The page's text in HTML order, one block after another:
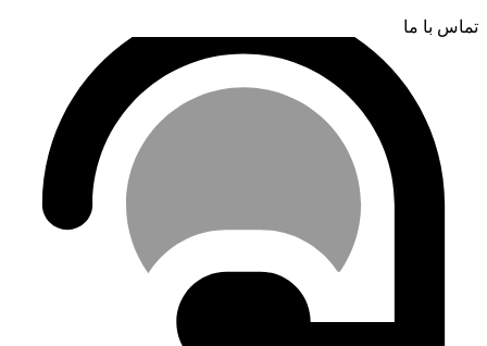
تماس با ما